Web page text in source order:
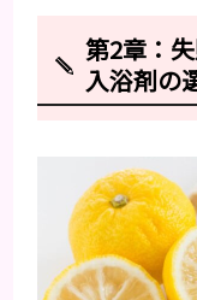
第2章：
入浴剤の